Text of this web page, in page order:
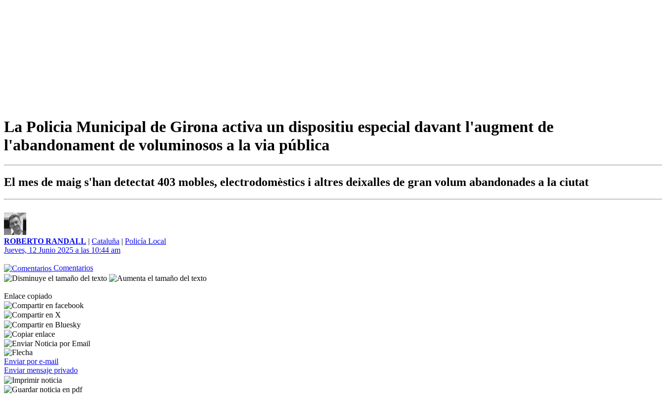
La Policia Municipal de Girona activa un dispositiu especial davant l'augment de
l'abandonament de voluminosos a la via pública
El mes de maig s'han detectat 403 mobles, electrodomèstics i altres deixalles de gran volum abandonades a la ciutat
ROBERTO RANDALL | Cataluña | Policía Local
Jueves, 12 Junio 2025 a las 10:44 am
Comentarios
Enlace copiado
Enviar por e-mail
Enviar mensaje privado